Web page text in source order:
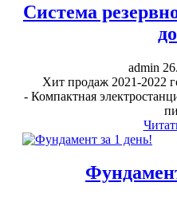
Система
admin
Хит продаж 2021-
- Компактная